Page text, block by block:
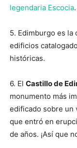
legendaria Escocia
5. Edimburgo es la
edificios
históricas.
6. El Castillo de
monumento más
edificado sobre un
que entró en
de años. ¡Así que